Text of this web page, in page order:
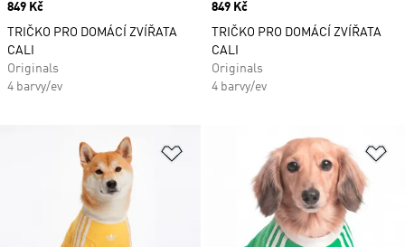
Price
849 Kč
TRIČKO PRO DOMÁCÍ ZVÍŘATA
CALI
Originals
4 barvy/ev
Price
849 Kč
TRIČKO PRO DOMÁCÍ ZVÍŘATA
CALI
Originals
4 barvy/ev
Přidat do seznamu přání